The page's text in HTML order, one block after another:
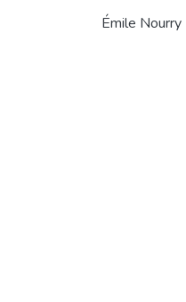
Émile Nourry